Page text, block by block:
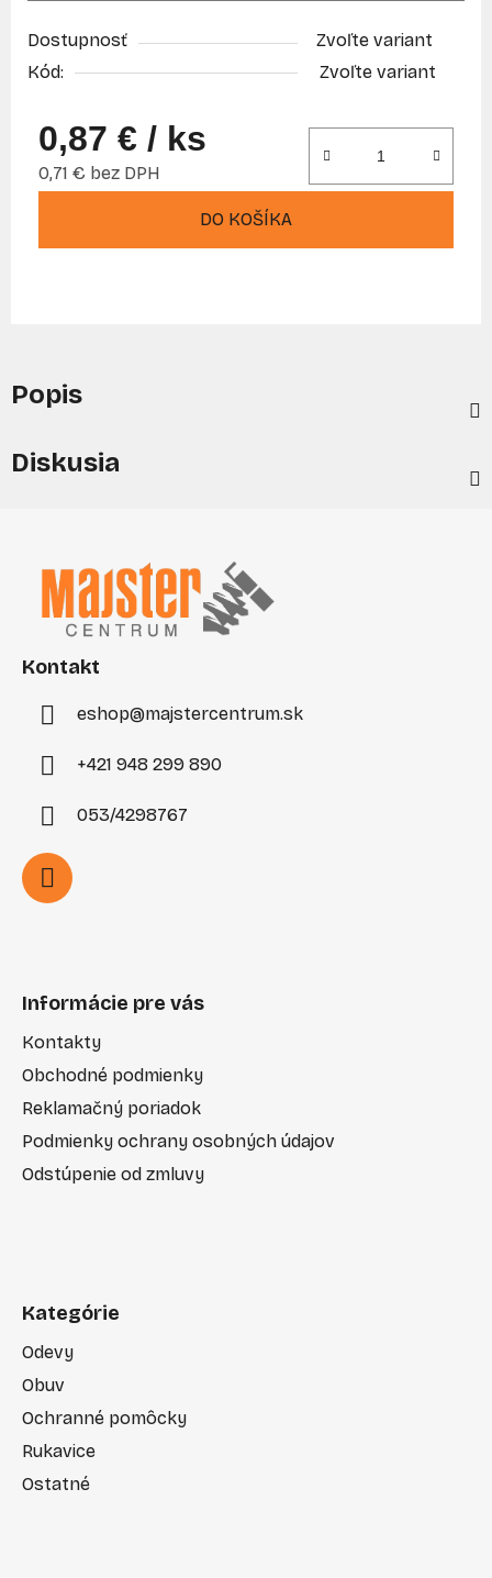
Dostupnosť
Zvoľte variant
Kód:
Zvoľte variant
0,87 € / ks
0,71 € bez DPH
DO KOŠÍKA
Popis
Diskusia
Kontakt
eshop@majstercentrum.sk
+421 948 299 890
053/4298767
Informácie pre vás
Kontakty
Obchodné podmienky
Reklamačný poriadok
Podmienky ochrany osobných údajov
Odstúpenie od zmluvy
Kategórie
Odevy
Obuv
Ochranné pomôcky
Rukavice
Ostatné